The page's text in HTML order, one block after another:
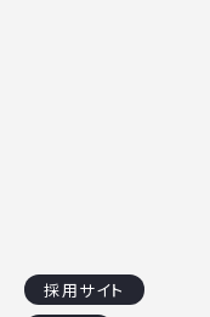
採用サイト